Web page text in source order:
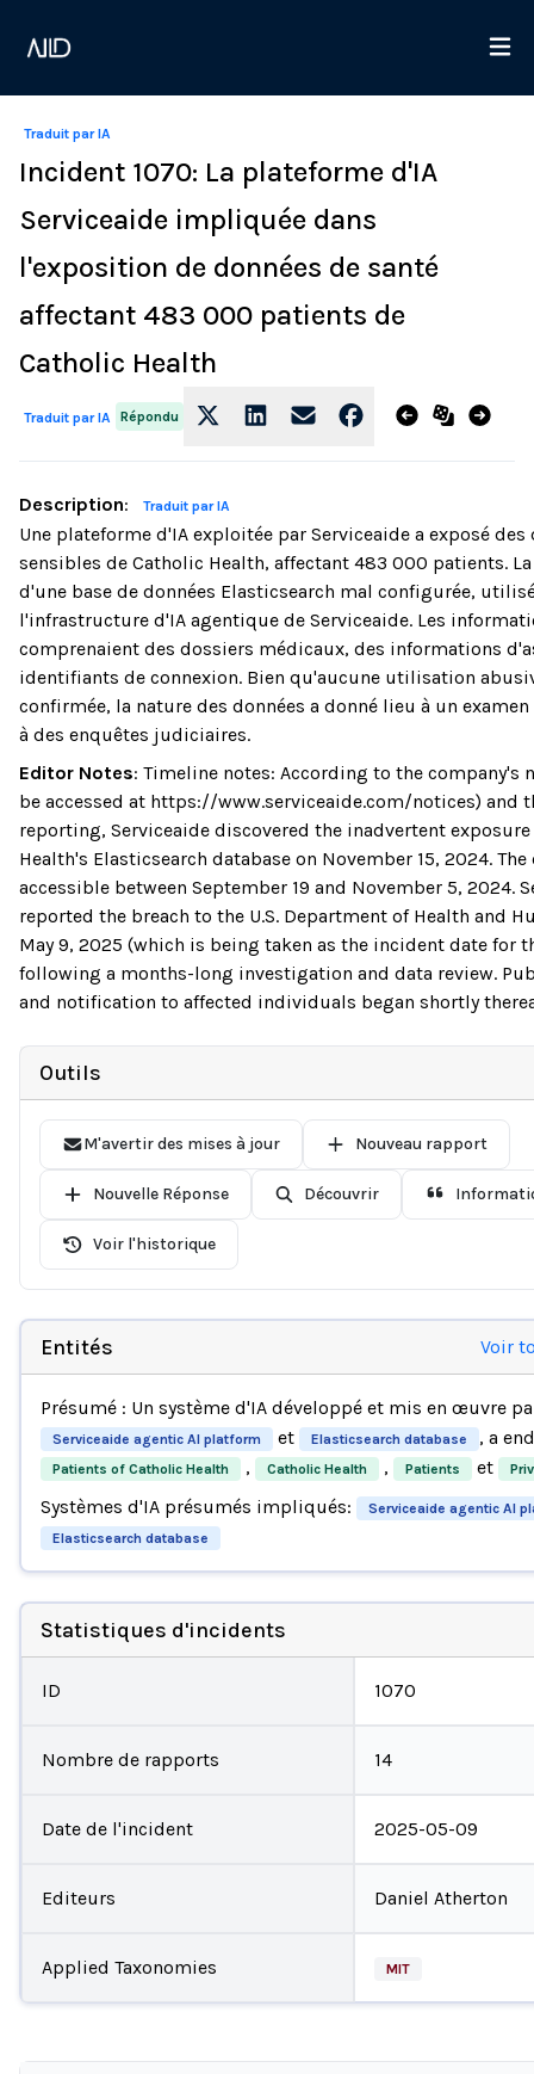
Traduit par IA
Incident 1070: La plateforme d'IA
Serviceaide impliquée dans
l'exposition de données de santé
affectant 483 000 patients de
Catholic Health
Traduit par IA Répondu
Description: Traduit par IA
Une plateforme d'IA exploitée par Serviceaide a exposé des
sensibles de Catholic Health, affectant 483 000 patients.
d'une base de données Elasticsearch mal configurée,
l'infrastructure d'IA agentique de Serviceaide. Les
comprenaient des dossiers médicaux, des informations
identifiants de connexion. Bien qu'aucune utilisation
confirmée, la nature des données a donné lieu à un
à des enquêtes judiciaires.
Editor Notes: Timeline notes: According to the company's
be accessed at https://www.serviceaide.com/notices) and
reporting, Serviceaide discovered the inadvertent
Health's Elasticsearch database on November 15, 2024.
accessible between September 19 and November 5, 2024.
reported the breach to the U.S. Department of Health and
May 9, 2025 (which is being taken as the incident date for
following a months-long investigation and data review.
and notification to affected individuals began shortly
Outils
M'avertir des mises à jour Nouveau rapport
Nouvelle Réponse Découvrir
Voir l'historique
Entités Voir
Présumé : Un système d'IA développé et mis en œuvre
Serviceaide agentic AI platform et Elasticsearch database , a
Patients of Catholic Health , Catholic Health , Patients et
Systèmes d'IA présumés impliqués:
Serviceaide agentic AI
Elasticsearch database
Statistiques d'incidents
ID 1070
Nombre de rapports 14
Date de l'incident 2025-05-09
Editeurs Daniel Atherton
Applied Taxonomies MIT